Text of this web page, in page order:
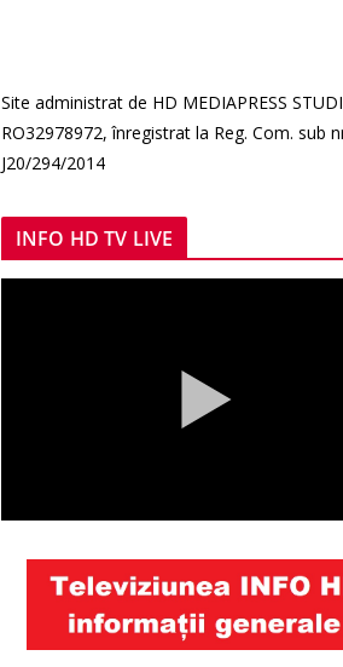
Site administrat de HD MEDIAPRESS
RO32978972, înregistrat la Reg. Com. sub
J20/294/2014
INFO HD TV LIVE